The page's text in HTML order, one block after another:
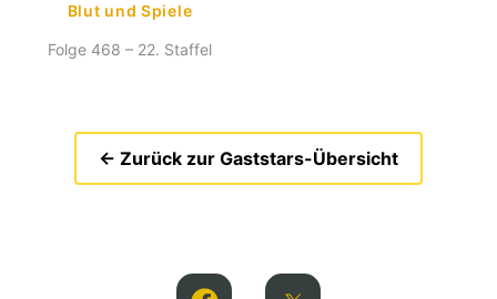
Blut und Spiele
Folge 468 – 22. Staffel
← Zurück zur Gaststars-Übersicht